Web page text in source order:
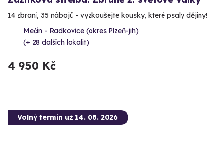
14 zbraní, 35 nábojů - vyzkoušejte kousky, které psaly dějiny!
Mečín - Radkovice (okres Plzeň-jih)
(+ 28 dalších lokalit)
4 950 Kč
Volný termín už 14. 08. 2026